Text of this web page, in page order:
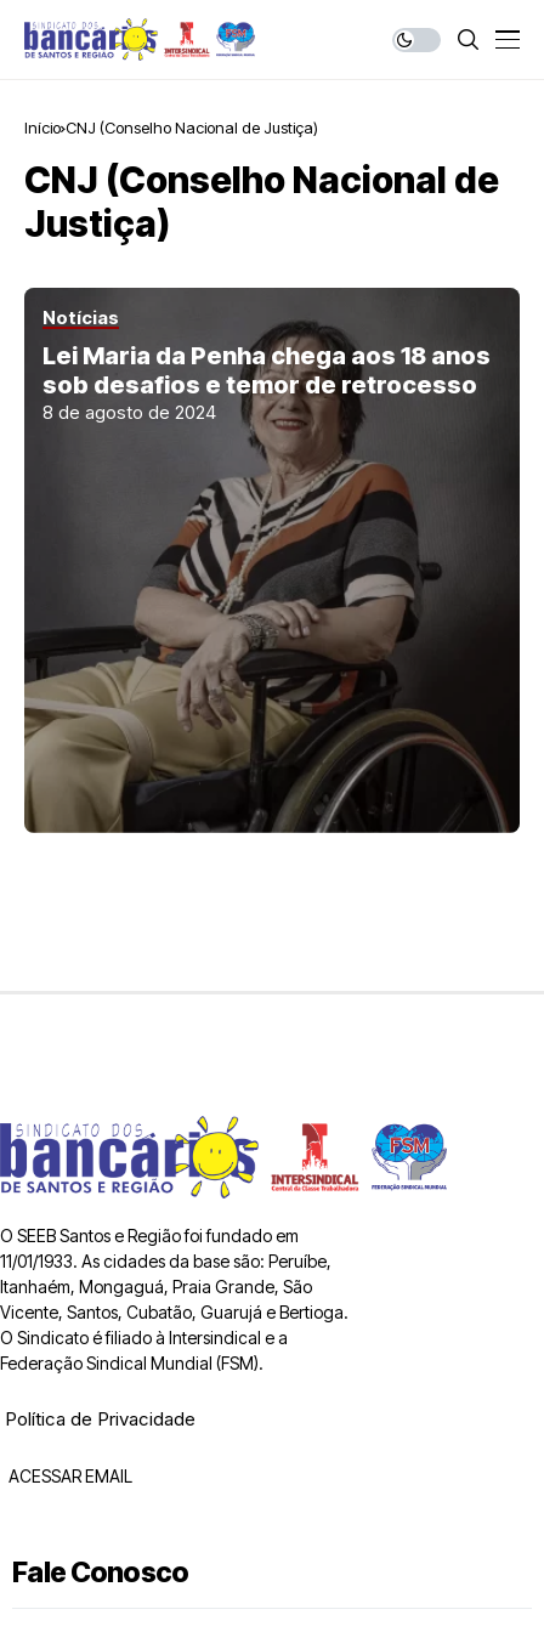
Início CNJ (Conselho Nacional de Justiça)
CNJ (Conselho Nacional de
Justiça)
Notícias
Lei Maria da Penha chega aos 18 anos
sob desafios e temor de retrocesso
8 de agosto de 2024
O SEEB Santos e Região foi fundado em
11/01/1933. As cidades da base são: Peruíbe,
Itanhaém, Mongaguá, Praia Grande, São
Vicente, Santos, Cubatão, Guarujá e Bertioga.
O Sindicato é filiado à Intersindical e a
Federação Sindical Mundial (FSM).
Política de Privacidade
ACESSAR EMAIL
Fale Conosco